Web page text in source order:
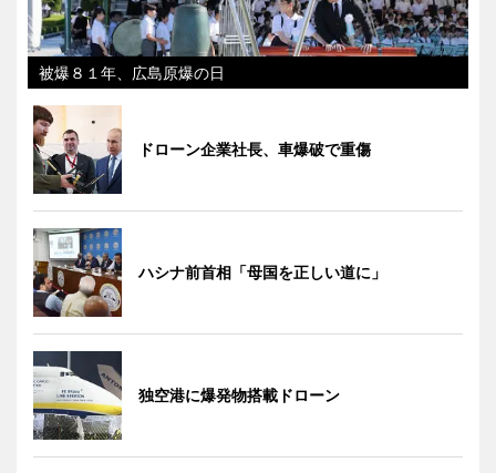
被爆８１年、広島原爆の日
ドローン企業社長、車爆破で重傷
ハシナ前首相「母国を正しい道に」
独空港に爆発物搭載ドローン